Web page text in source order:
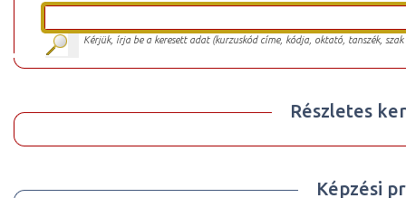
Kérjük, írja be a keresett adat (kurzuskód címe, kódja, oktató, tanszék,
Részletes
Képzési